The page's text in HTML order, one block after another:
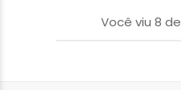
Você viu 8 de